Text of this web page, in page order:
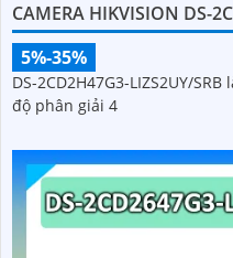
CAMERA HIKVISION DS-
5%-35%
DS-2CD2H47G3-LIZS2UY/
độ phân giải 4